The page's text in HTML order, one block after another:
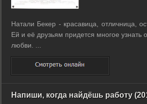
Натали Бекер - красавица, отличница,
Ей и её друзьям придется многое узнать
любви. ...
Напиши, когда найдёшь работу